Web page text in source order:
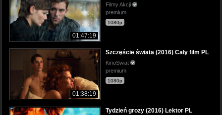
01:47:19
Filmy Akcji
premium
1080p
01:38:19
Szczęście świata (2016) Cały film PL
KinoSwiat
premium
1080p
Tydzień grozy (2016) Lektor PL